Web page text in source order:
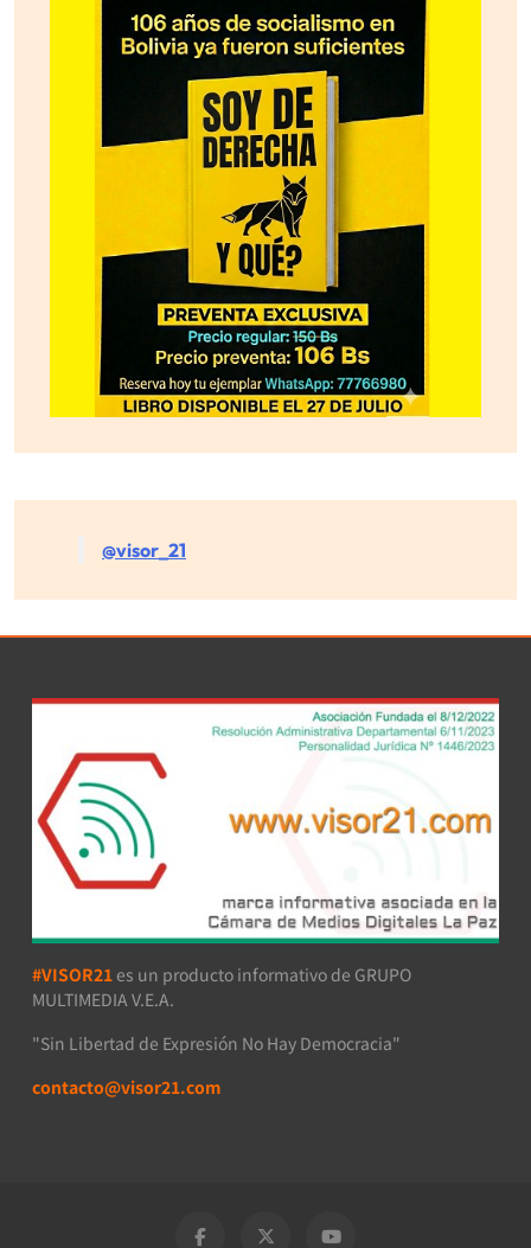
@visor_21
#VISOR21 es un producto informativo de GRUPO
MULTIMEDIA V.E.A.
"Sin Libertad de Expresión No Hay Democracia"
contacto@visor21.com